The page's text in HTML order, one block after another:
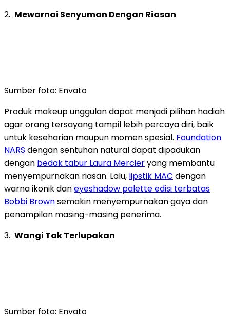
2. Mewarnai Senyuman Dengan Riasan
Sumber foto: Envato
Produk makeup unggulan dapat menjadi pilihan hadiah
agar orang tersayang tampil lebih percaya diri, baik
untuk keseharian maupun momen spesial. Foundation
NARS dengan sentuhan natural dapat dipadukan
dengan bedak tabur Laura Mercieryang membantu
menyempurnakan riasan. Lalu, lipstik MAC dengan
warna ikonik daneyeshadow palette edisi terbatas
Bobbi Brownsemakin menyempurnakan gaya dan
penampilan masing-masing penerima.
3. Wangi Tak Terlupakan
Sumber foto: Envato